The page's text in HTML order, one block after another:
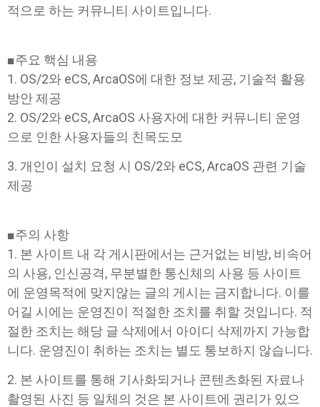
적으로 하는 커뮤니티 사이트입니다.
■주요 핵심 내용
1. OS/2와 eCS, ArcaOS에 대한 정보 제공, 기술적 활용
방안 제공
2. OS/2와 eCS, ArcaOS 사용자에 대한 커뮤니티 운영
으로 인한 사용자들의 친목도모
3. 개인이 설치 요청 시 OS/2와 eCS, ArcaOS 관련 기술
제공
■주의 사항
1. 본 사이트 내 각 게시판에서는 근거없는 비방, 비속어
의 사용, 인신공격, 무분별한 통신체의 사용 등 사이트
에 운영목적에 맞지않는 글의 게시는 금지합니다. 이를
어길 시에는 운영진이 적절한 조치를 취할 것입니다. 적
절한 조치는 해당 글 삭제에서 아이디 삭제까지 가능합
니다. 운영진이 취하는 조치는 별도 통보하지 않습니다.
2. 본 사이트를 통해 기사화되거나 콘텐츠화된 자료나
촬영된 사진 등 일체의 것은 본 사이트에 권리가 있으